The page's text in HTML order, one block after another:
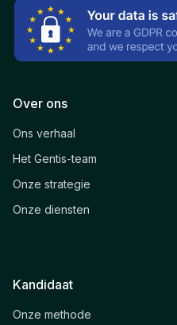
Over ons
Ons verhaal
Het Gentis-team
Onze strategie
Onze diensten
Kandidaat
Onze methode